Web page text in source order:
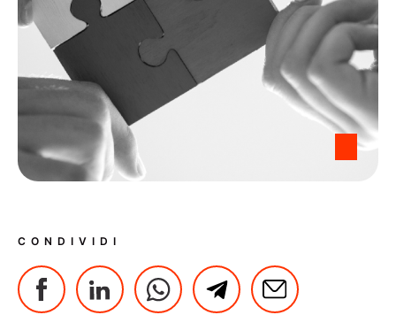
CONDIVIDI